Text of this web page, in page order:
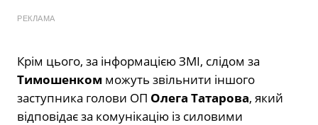
РЕКЛАМА
Крім цього, за інформацією ЗМІ, слідом за
Тимошенком можуть звільнити іншого
заступника голови ОП Олега Татарова, який
відповідає за комунікацію із силовими